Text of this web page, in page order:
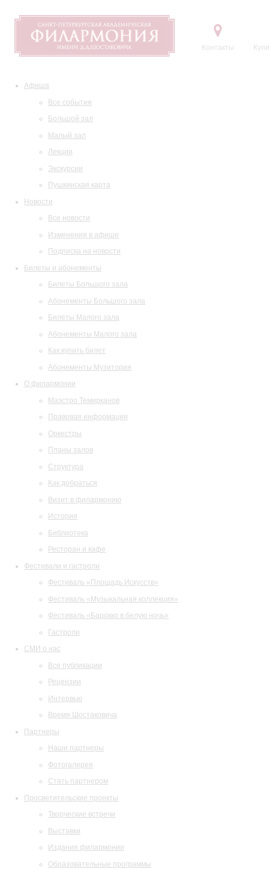
Контакты
Афиша
Все события
Большой зал
Малый зал
Лекции
Экскурсии
Пушкинская карта
Новости
Все новости
Изменения в афише
Подписка на новости
Билеты и абонементы
Билеты Большого зала
Абонементы Большого зала
Билеты Малого зала
Абонементы Малого зала
Как купить билет
Абонементы Музитория
О филармонии
Маэстро Темирканов
Правовая информация
Оркестры
Планы залов
Структура
Как добраться
Визит в филармонию
История
Библиотека
Ресторан и кафе
Фестивали и гастроли
Фестиваль «Площадь Искусств»
Фестиваль «Музыкальная коллекция»
Фестиваль «Барокко в белую ночь»
Гастроли
СМИ о нас
Все публикации
Рецензии
Интервью
Время Шостаковича
Партнеры
Наши партнеры
Фотогалерея
Стать партнером
Просветительские проекты
Творческие встречи
Выставки
Издания филармонии
Образовательные программы